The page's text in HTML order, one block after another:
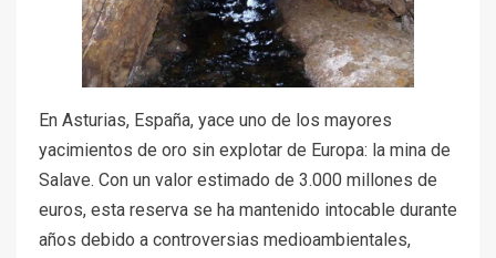
En Asturias, España, yace uno de los mayores
yacimientos de oro sin explotar de Europa: la mina de
Salave. Con un valor estimado de 3.000 millones de
euros, esta reserva se ha mantenido intocable durante
años debido a controversias medioambientales,